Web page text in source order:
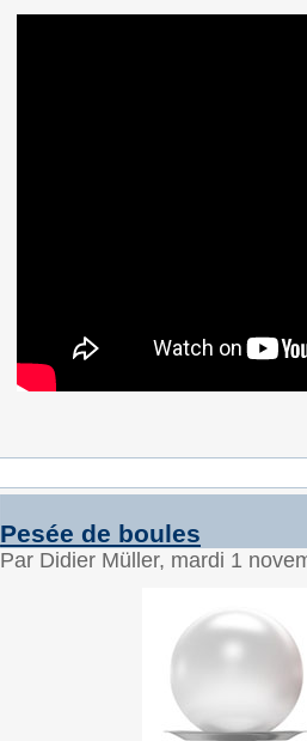
Pesée de boules
Par Didier Müller, mardi 1